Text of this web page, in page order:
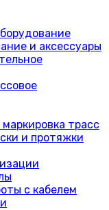
и аксессуары
трасс
и протяжки
с кабелем